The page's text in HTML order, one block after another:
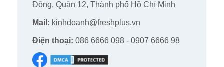
Đông, Quận 12, Thành phố Hồ Chí Minh
Mail: kinhdoanh@freshplus.vn
Điện thoại: 086 6666 098 - 0907 6666 98